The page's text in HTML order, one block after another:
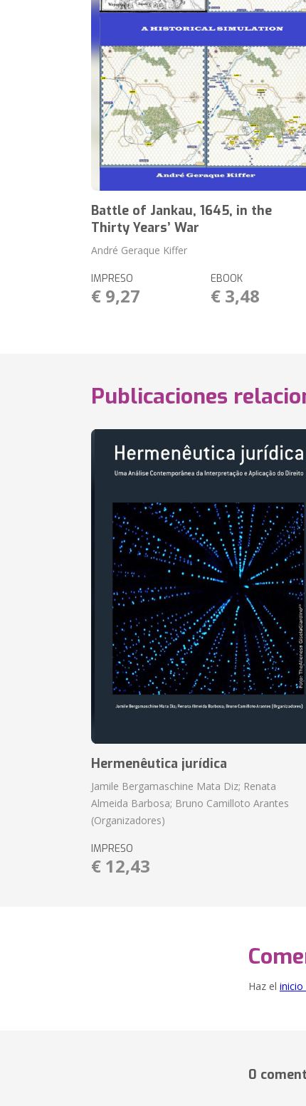
Battle of Jankau, 1645, in the
Thirty Years’ War
André Geraque Kiffer
IMPRESO
€ 9,27
EBOOK
€ 3,48
Publicaciones
Hermenêutica jurídica
Jamile Bergamaschine Mata Diz; Renata
Almeida Barbosa; Bruno Camilloto Arantes
(Organizadores)
IMPRESO
€ 12,43
Haz el inicio
0